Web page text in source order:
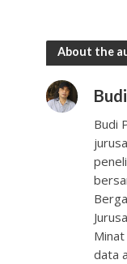
About the
Budi
data